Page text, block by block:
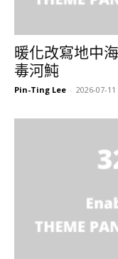
暖化改寫地中
毒河魨
Pin-Ting Lee - 2026-07-11